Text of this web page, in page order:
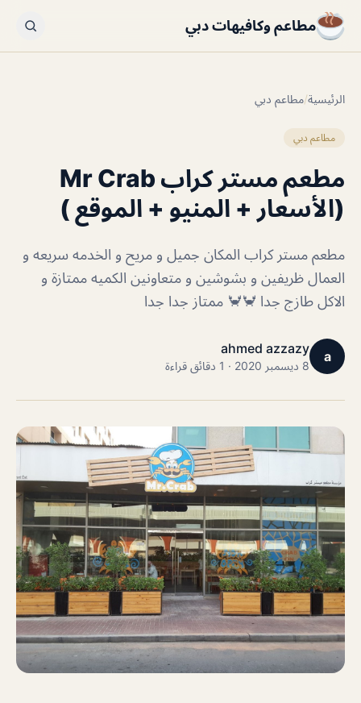
مطاعم وكافيهات دبي
الرئيسية/مطاعم دبي
مطاعم دبي
مطعم مستر كراب Mr Crab
(الأسعار + المنيو + الموقع )
مطعم مستر كراب المكان جميل و مريح و الخدمه سريعه و
العمال ظريفين و بشوشين و متعاونين الكميه ممتازة و
الاكل طازج جدا 🦀🦀 ممتاز جدا جدا
a
ahmed azzazy
8 ديسمبر 2020 · 1 دقائق قراءة